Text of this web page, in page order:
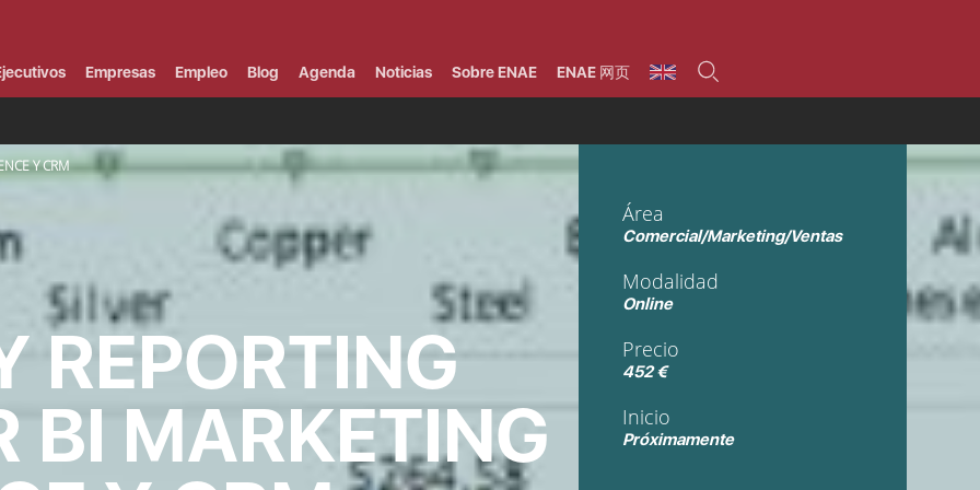
Bolsa de empleo
ENAE Alumni
Proceso de admisión
Financiación estudios
Préstamo Imagina
estudios Caja Rural
Central
Máster
Cursos de Postgrado y
Profesionales (Online)
Tecnología / Digital /
Comercial / Marketing/
Ventas
Administración de
empresas
Operaciones
Empresas Empleo Blog Agenda Noticias Sobre ENAE ENAE 网页
Y CRM
REPORTING
BI MARKETING
Área
Comercial/Marketing/Ventas
Modalidad
Online
Precio
452 €
Inicio
Próximamente